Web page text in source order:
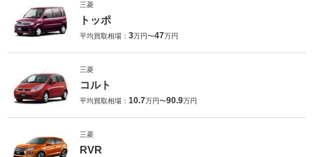
三菱
トッポ
平均買取相場： 3万円〜47万円
三菱
コルト
平均買取相場： 10.7万円〜90.9万円
三菱
RVR